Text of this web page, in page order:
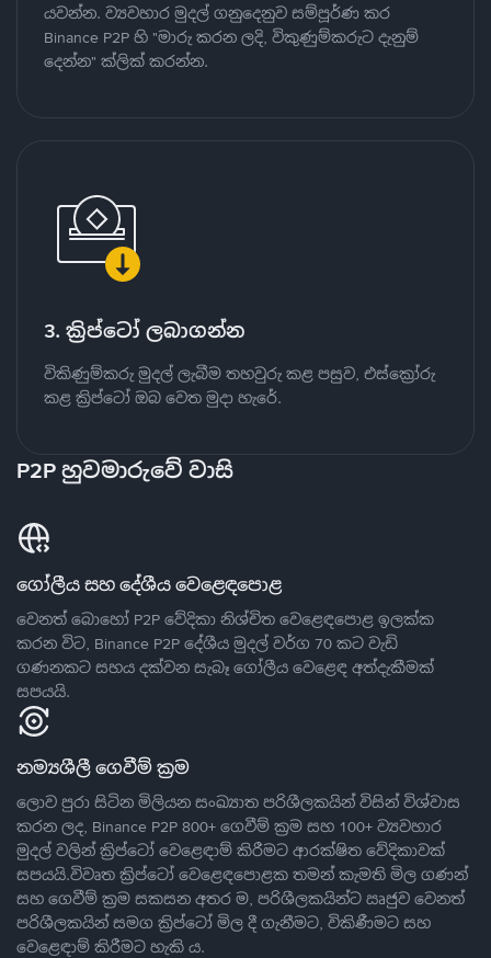
යවන්න. ව්‍යවහාර මුදල් ගනුදෙනුව සම්පූර්ණ කර
Binance P2P හි "මාරු කරන ලදි, විකුණුම්කරුට දැනුම්
දෙන්න" ක්ලික් කරන්න.
3. ක්‍රිප්ටෝ ලබාගන්න
විකිණුම්කරු මුදල් ලැබීම තහවුරු කළ පසුව, එස්ක්‍රෝරු
කළ ක්‍රිප්ටෝ ඔබ වෙත මුදා හැරේ.
P2P හුවමාරුවේ වාසි
ගෝලීය සහ දේශීය වෙළෙඳපොළ
වෙනත් බොහෝ P2P වේදිකා නිශ්චිත වෙළෙඳපොළ ඉලක්ක
කරන විට, Binance P2P දේශීය මුදල් වර්ග 70 කට වැඩි
ගණනකට සහය දක්වන සැබෑ ගෝලීය වෙළෙඳ අත්දැකීමක්
සපයයි.
නම්‍යශීලී ගෙවීම් ක්‍රම
ලොව පුරා සිටින මිලියන සංඛ්‍යාත පරිශීලකයින් විසින් විශ්වාස
කරන ලද, Binance P2P 800+ ගෙවීම් ක්‍රම සහ 100+ ව්‍යවහාර
මුදල් වලින් ක්‍රිප්ටෝ වෙළෙඳාම් කිරීමට ආරක්ෂිත වේදිකාවක්
සපයයි.විවෘත ක්‍රිප්ටෝ වෙළෙඳපොළක තමන් කැමති මිල ගණන්
සහ ගෙවීම් ක්‍රම සකසන අතර ම, පරිශීලකයින්ට ඍජුව වෙනත්
පරිශීලකයින් සමග ක්‍රිප්ටෝ මිල දී ගැනීමට, විකිණීමට සහ
වෙළෙඳාම් කිරීමට හැකි ය.